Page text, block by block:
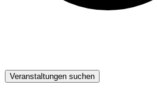
Veranstaltungen suchen